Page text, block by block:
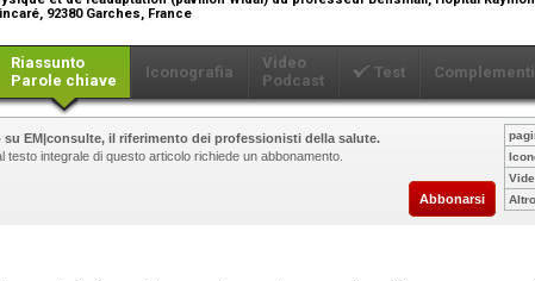
92380 Garches, France
Riassunto
Parole chiave
Iconografia
Video
Podcast
Test Complementi
su EM|consulte, il riferimento dei professionisti della salute.
testo integrale di questo articolo richiede un abbonamento.
Abbonarsi
Altro